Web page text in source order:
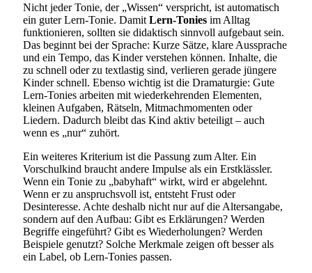
Nicht jeder Tonie, der „Wissen“ verspricht, ist automatisch
ein guter Lern-Tonie. Damit Lern-Tonies im Alltag
funktionieren, sollten sie didaktisch sinnvoll aufgebaut sein.
Das beginnt bei der Sprache: Kurze Sätze, klare Aussprache
und ein Tempo, das Kinder verstehen können. Inhalte, die
zu schnell oder zu textlastig sind, verlieren gerade jüngere
Kinder schnell. Ebenso wichtig ist die Dramaturgie: Gute
Lern-Tonies arbeiten mit wiederkehrenden Elementen,
kleinen Aufgaben, Rätseln, Mitmachmomenten oder
Liedern. Dadurch bleibt das Kind aktiv beteiligt – auch
wenn es „nur“ zuhört.
Ein weiteres Kriterium ist die Passung zum Alter. Ein
Vorschulkind braucht andere Impulse als ein Erstklässler.
Wenn ein Tonie zu „babyhaft“ wirkt, wird er abgelehnt.
Wenn er zu anspruchsvoll ist, entsteht Frust oder
Desinteresse. Achte deshalb nicht nur auf die Altersangabe,
sondern auf den Aufbau: Gibt es Erklärungen? Werden
Begriffe eingeführt? Gibt es Wiederholungen? Werden
Beispiele genutzt? Solche Merkmale zeigen oft besser als
ein Label, ob Lern-Tonies passen.